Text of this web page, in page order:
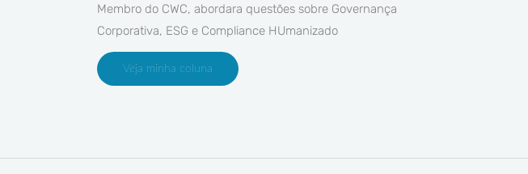
Membro do CWC, abordara questões sobre Governança
Corporativa, ESG e Compliance HUmanizado
Veja minha coluna